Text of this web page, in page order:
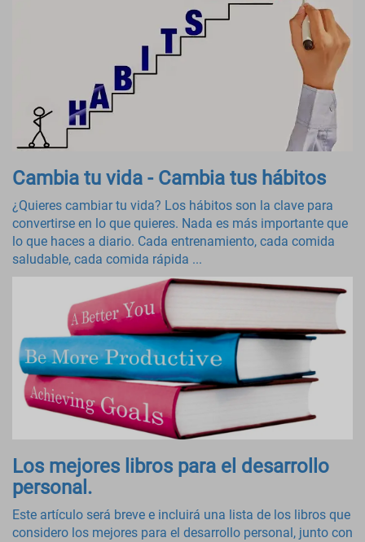
Cambia tu vida - Cambia tus hábitos
¿Quieres cambiar tu vida? Los hábitos son la clave para
convertirse en lo que quieres. Nada es más importante que
lo que haces a diario. Cada entrenamiento, cada comida
saludable, cada comida rápida ...
Los mejores libros para el desarrollo
personal.
Este artículo será breve e incluirá una lista de los libros que
considero los mejores para el desarrollo personal, junto con